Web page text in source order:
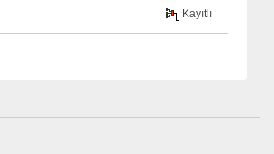
Kayıtlı